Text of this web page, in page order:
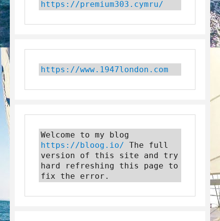
https://premium303.cymru/
https://www.1947london.com
https://bloog.io/ The full
version of this site and try
hard refreshing this page to
fix the error.